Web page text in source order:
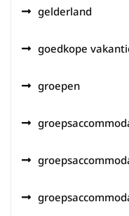
gelderland
goedkope
groepen